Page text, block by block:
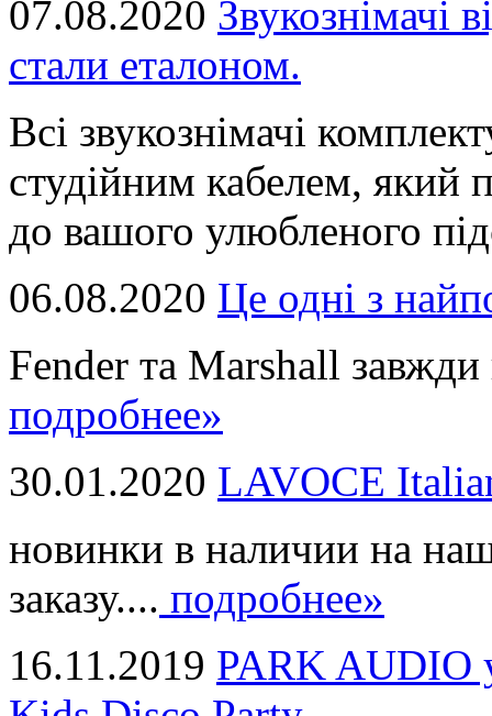
07.08.2020 Звукознімачі
стали еталоном.
Всі звукознімачі
студійним кабелем, який
до вашого улюбленого
06.08.2020 Це однi з
Fender та Marshall завжди
подробнее»
30.01.2020 LAVOCE
новинки в наличии на
заказу.... подробнее»
16.11.2019 PARK AUDIO